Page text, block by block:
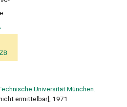
Universität München.
ermittelbar], 1971